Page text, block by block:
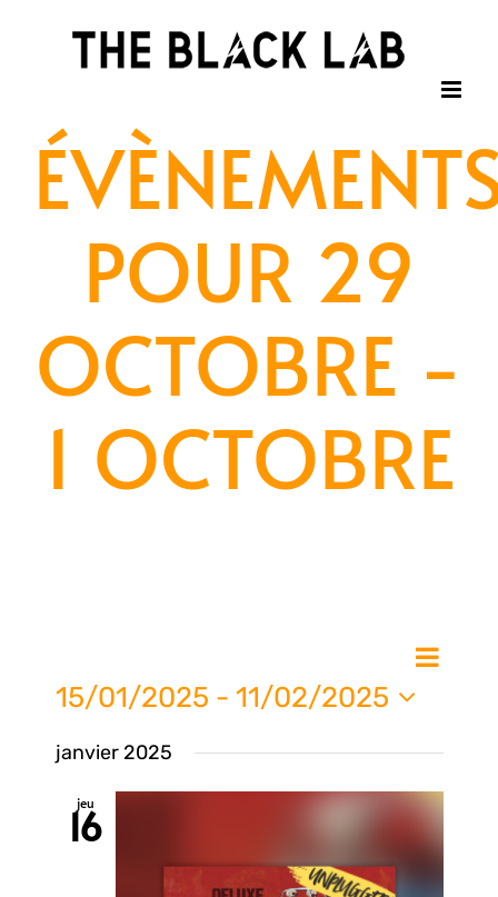
POUR 29
OCTOBRE -
1 OCTOBRE
Liste
15/01/2025 - 11/02/2025
une
date.
janvier 2025
jeu
16